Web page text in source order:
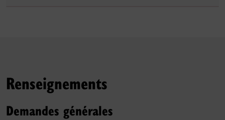
Renseignements
Demandes générales